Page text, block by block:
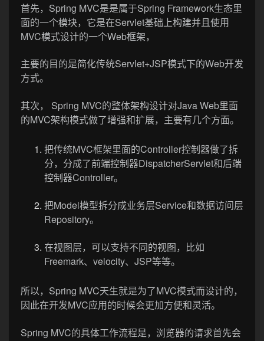
首先，Spring MVC是是属于Spring Framework生态里
面的一个模块，它是在Servlet基础上构建并且使用
MVC模式设计的一个Web框架，
主要的目的是简化传统Servlet+JSP模式下的Web开发
方式。
其次， Spring MVC的整体架构设计对Java Web里面
的MVC架构模式做了增强和扩展，主要有几个方面。
把传统MVC框架里面的Controller控制器做了拆
分，分成了前端控制器DispatcherServlet和后端
控制器Controller。
把Model模型拆分成业务层Service和数据访问层
Repository。
在视图层，可以支持不同的视图，比如
Freemark、velocity、JSP等等。
所以，Spring MVC天生就是为了MVC模式而设计的，
因此在开发MVC应用的时候会更加方便和灵活。
Spring MVC的具体工作流程是，浏览器的请求首先会